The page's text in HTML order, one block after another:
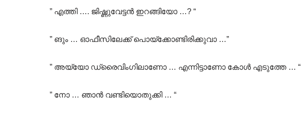
” എത്തി …. ജിഷ്ണുവേട്ടൻ ഇറങ്ങിയോ …? “
” ങും … ഓഫീസിലേക്ക് പൊയ്ക്കോണ്ടിരിക്കുവാ …”
” അയ്യോ ഡ്രൈവിംഗിലാണോ … എന്നിട്ടാണോ കോൾ എടുത്തേ … “
” നോ … ഞാൻ വണ്ടിയൊതുക്കി … “